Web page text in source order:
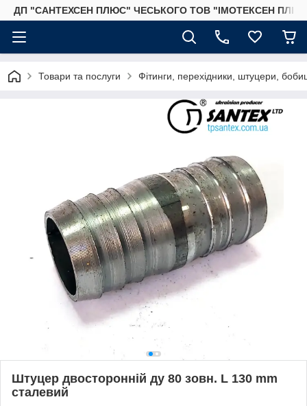
ДП "САНТЕХСЕН ПЛЮС" ЧЕСЬКОГО ТОВ "ІМОТЕКСЕН
Товари та послуги Фітинги, перехідники, штуцери,
Штуцер двосторонній ду 80 зовн. L 130 mm
сталевий